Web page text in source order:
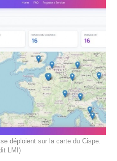
déploient sur la carte du Cispe.
LMI)